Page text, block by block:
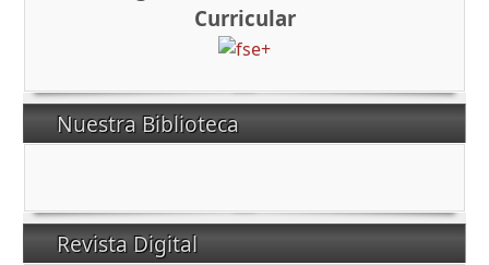
Curricular
Nuestra Biblioteca
Revista Digital